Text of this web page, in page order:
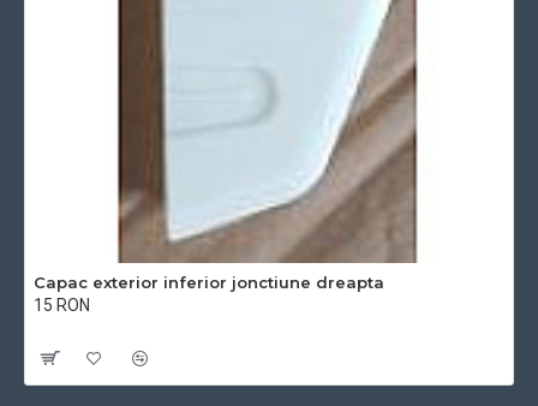
Capac exterior inferior jonctiune dreapta
15 RON